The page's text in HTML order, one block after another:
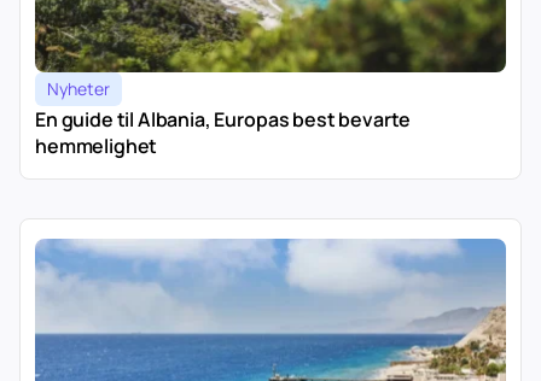
Nyheter
En guide til Albania, Europas best bevarte
hemmelighet